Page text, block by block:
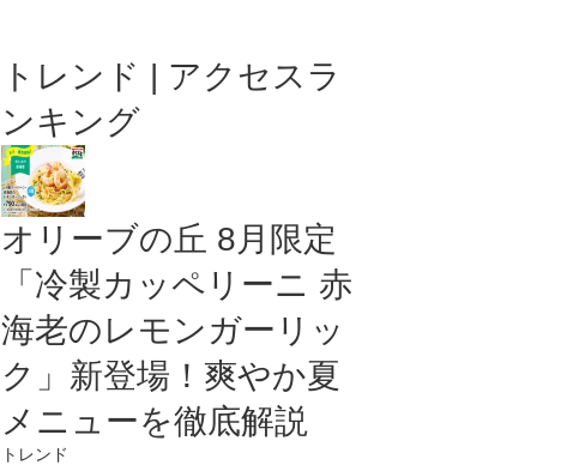
トレンド | アクセスラ
ンキング
オリーブの丘 8月限定
「冷製カッペリーニ 赤
海老のレモンガーリッ
ク」新登場！爽やか夏
メニューを徹底解説
トレンド